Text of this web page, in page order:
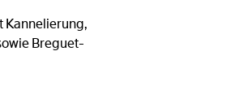
Kannelierung,
Breguet-